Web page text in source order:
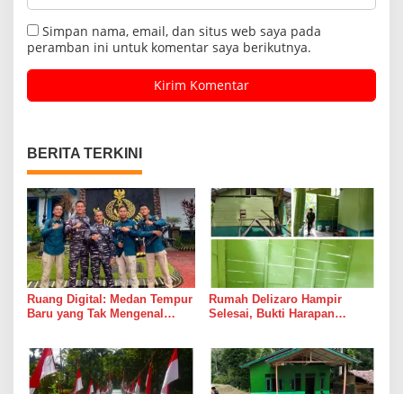
Simpan nama, email, dan situs web saya pada
peramban ini untuk komentar saya berikutnya.
BERITA TERKINI
Ruang Digital: Medan Tempur
Baru yang Tak Mengenal
Rumah Delizaro Hampir
Selesai, Bukti Harapan